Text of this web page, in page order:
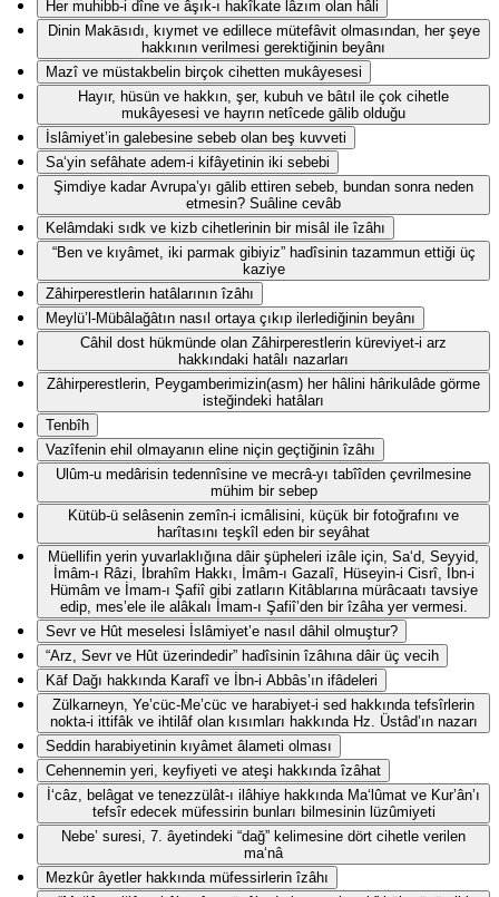
Her muhibb-i dîne ve âşık-ı hakîkate lâzım olan hâli
Dinin Makāsıdı, kıymet ve edillece mütefâvit olmasından, her şeye
hakkının verilmesi gerektiğinin beyânı
Mazî ve müstakbelin birçok cihetten mukâyesesi
Hayır, hüsün ve hakkın, şer, kubuh ve bâtıl ile çok cihetle
mukâyesesi ve hayrın netîcede gālib olduğu
İslâmiyet’in galebesine sebeb olan beş kuvveti
Sa‘yin sefâhate adem-i kifâyetinin iki sebebi
Şimdiye kadar Avrupa’yı gālib ettiren sebeb, bundan sonra neden
etmesin? Suâline cevâb
Kelâmdaki sıdk ve kizb cihetlerinin bir misâl ile îzâhı
“Ben ve kıyâmet, iki parmak gibiyiz” hadîsinin tazammun ettiği üç
kaziye
Zâhirperestlerin hatâlarının îzâhı
Meylü’l-Mübâlağâtın nasıl ortaya çıkıp ilerlediğinin beyânı
Câhil dost hükmünde olan Zâhirperestlerin küreviyet-i arz
hakkındaki hatâlı nazarları
Zâhirperestlerin, Peygamberimizin(asm) her hâlini hârikulâde görme
isteğindeki hatâları
Tenbîh
Vazîfenin ehil olmayanın eline niçin geçtiğinin îzâhı
Ulûm-u medârisin tedennîsine ve mecrâ-yı tabîîden çevrilmesine
mühim bir sebep
Kütüb-ü selâsenin zemîn-i icmâlisini, küçük bir fotoğrafını ve
harîtasını teşkîl eden bir seyâhat
Müellifin yerin yuvarlaklığına dâir şüpheleri izâle için, Sa‘d, Seyyid,
İmâm-ı Râzi, İbrahîm Hakkı, İmâm-ı Gazalî, Hüseyin-i Cisrî, İbn-i
Hümâm ve İmam-ı Şafiî gibi zatların Kitâblarına mürâcaatı tavsiye
edip, mes’ele ile alâkalı İmam-ı Şafiî’den bir îzâha yer vermesi.
Sevr ve Hût meselesi İslâmiyet’e nasıl dâhil olmuştur?
“Arz, Sevr ve Hût üzerindedir” hadîsinin îzâhına dâir üç vecih
Kāf Dağı hakkında Karafî ve İbn-i Abbâs’ın ifâdeleri
Zülkarneyn, Ye’cüc-Me’cüc ve harabiyet-i sed hakkında tefsîrlerin
nokta-i ittifâk ve ihtilâf olan kısımları hakkında Hz. Üstâd’ın nazarı
Seddin harabiyetinin kıyâmet âlameti olması
Cehennemin yeri, keyfiyeti ve ateşi hakkında îzâhat
İ‘câz, belâgat ve tenezzülât-ı ilâhiye hakkında Ma‘lûmat ve Kur’ân’ı
tefsîr edecek müfessirin bunları bilmesinin lüzûmiyeti
Nebe’ suresi, 7. âyetindeki “dağ” kelimesine dört cihetle verilen
ma‘nâ
Mezkûr âyetler hakkında müfessirlerin îzâhı